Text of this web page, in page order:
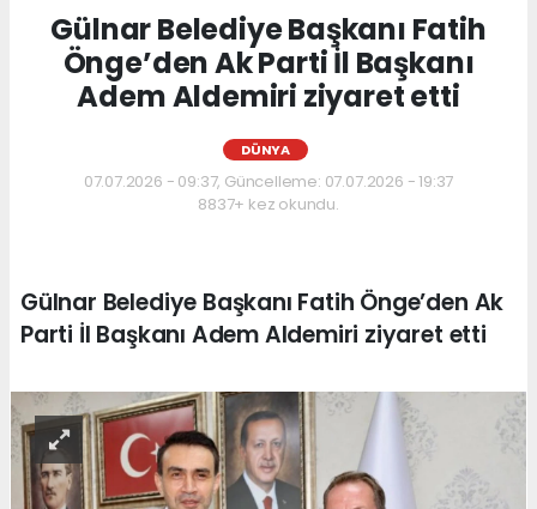
Gülnar Belediye Başkanı Fatih
Önge’den Ak Parti İl Başkanı
Adem Aldemiri ziyaret etti
DÜNYA
07.07.2026 - 09:37, Güncelleme: 07.07.2026 - 19:37
8837+ kez okundu.
Gülnar Belediye Başkanı Fatih Önge’den Ak
Parti İl Başkanı Adem Aldemiri ziyaret etti